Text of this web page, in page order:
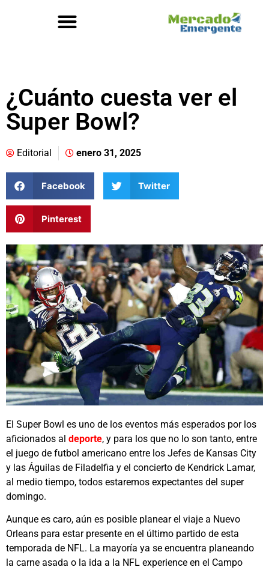
¿Cuánto cuesta ver el
Super Bowl?
Editorial enero 31, 2025
Facebook Twitter
Pinterest
El Super Bowl es uno de los eventos más esperados por los
aficionados al deporte, y para los que no lo son tanto, entre
el juego de futbol americano entre los Jefes de Kansas City
y las Águilas de Filadelfia y el concierto de Kendrick Lamar,
al medio tiempo, todos estaremos expectantes del super
domingo.
Aunque es caro, aún es posible planear el viaje a Nuevo
Orleans para estar presente en el último partido de esta
temporada de NFL. La mayoría ya se encuentra planeando
la carne asada o la ida a la NFL experience en el Campo